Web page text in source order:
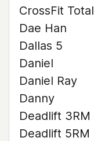
CrossFit Total
Dae Han
Dallas 5
Daniel
Daniel Ray
Danny
Deadlift 3RM
Deadlift 5RM